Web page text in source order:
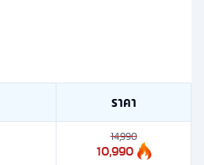
ราคา
14,990
10,990